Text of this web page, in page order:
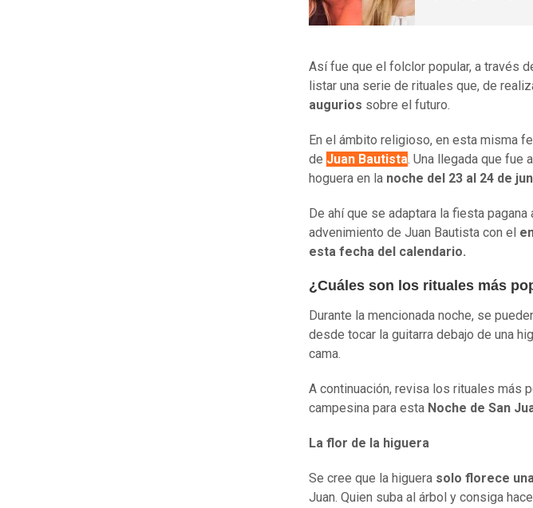
Así fue que el folclor popular, a través
listar una serie de rituales que, de
augurios sobre el futuro.
En el ámbito religioso, en esta misma
de Juan Bautista. Una llegada que fue
hoguera en la noche del 23 al 24 de
De ahí que se adaptara la fiesta
advenimiento de Juan Bautista con el
esta fecha del calendario.
¿Cuáles son los rituales más
Durante la mencionada noche, se
desde tocar la guitarra debajo de una
cama.
A continuación, revisa los rituales más
campesina para esta Noche de San
La flor de la higuera
Se cree que la higuera solo florece
Juan. Quien suba al árbol y consiga